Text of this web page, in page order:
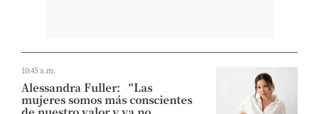
10:45 a.m.
Alessandra Fuller: “Las
mujeres somos más conscientes